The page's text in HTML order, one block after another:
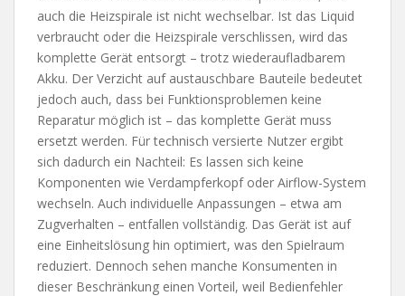
auch die Heizspirale ist nicht wechselbar. Ist das Liquid
verbraucht oder die Heizspirale verschlissen, wird das
komplette Gerät entsorgt – trotz wiederaufladbarem
Akku. Der Verzicht auf austauschbare Bauteile bedeutet
jedoch auch, dass bei Funktionsproblemen keine
Reparatur möglich ist – das komplette Gerät muss
ersetzt werden. Für technisch versierte Nutzer ergibt
sich dadurch ein Nachteil: Es lassen sich keine
Komponenten wie Verdampferkopf oder Airflow-System
wechseln. Auch individuelle Anpassungen – etwa am
Zugverhalten – entfallen vollständig. Das Gerät ist auf
eine Einheitslösung hin optimiert, was den Spielraum
reduziert. Dennoch sehen manche Konsumenten in
dieser Beschränkung einen Vorteil, weil Bedienfehler